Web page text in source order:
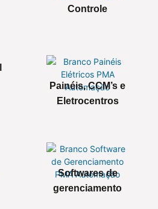
Controle
Painéis, CCM’s e
Eletrocentros
Softwares de
gerenciamento